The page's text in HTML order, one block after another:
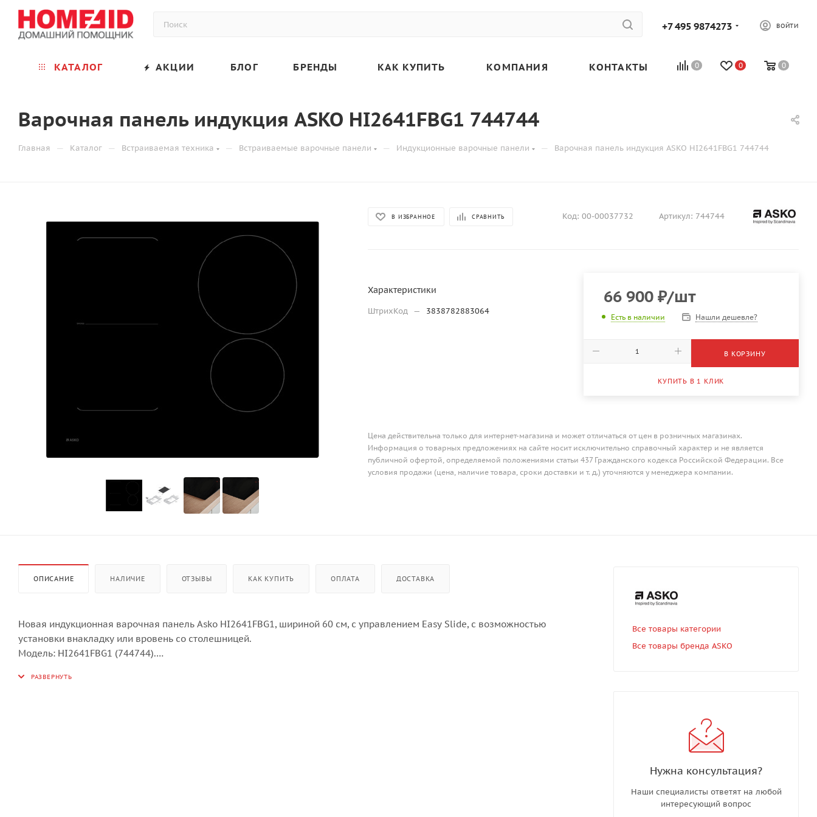
+7 495 9874273 ВОЙТИ
0 0 0
КАТАЛОГ АКЦИИ БЛОГ БРЕНДЫ КАК КУПИТЬ КОМПАНИЯ КОНТАКТЫ
Варочная панель индукция ASKO HI2641FBG1 744744
Главная — Каталог — Встраиваемая техника — Встраиваемые варочные панели — Индукционные варочные панели — Варочная панель индукция ASKO HI2641FBG1 744744
В ИЗБРАННОЕ СРАВНИТЬ Код: 00-00037732 Артикул: 744744
Характеристики
ШтрихКод — 3838782883064
66 900₽/шт
Есть в наличии Нашли дешевле?
В КОРЗИНУ
КУПИТЬ В 1 КЛИК
Цена действительна только для интернет-магазина и может отличаться от цен в розничных магазинах.
Информация о товарных предложениях на сайте носит исключительно справочный характер и не является
публичной офертой, определяемой положениями статьи 437 Гражданского кодекса Российской Федерации. Все
условия продажи (цена, наличие товара, сроки доставки и т. д.) уточняются у менеджера компании.
ОПИСАНИЕ НАЛИЧИЕ ОТЗЫВЫ КАК КУПИТЬ ОПЛАТА ДОСТАВКА
Новая индукционная варочная панель Asko HI2641FBG1, шириной 60 см, с управлением Easy Slide, с возможностью
установки внакладку или вровень со столешницей.
Модель: HI2641FBG1 (744744).
- передняя левая: диаметр 16 см, 1,4/2,1 кВт;
Все товары категории
Все товары бренда ASKO
Нужна консультация?
Наши специалисты ответят на любой
интересующий вопрос